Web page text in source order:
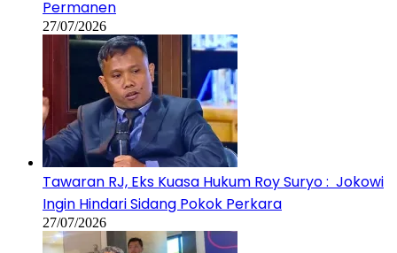
Permanen
27/07/2026
Tawaran RJ, Eks Kuasa Hukum Roy Suryo : Jokowi
Ingin Hindari Sidang Pokok Perkara
27/07/2026